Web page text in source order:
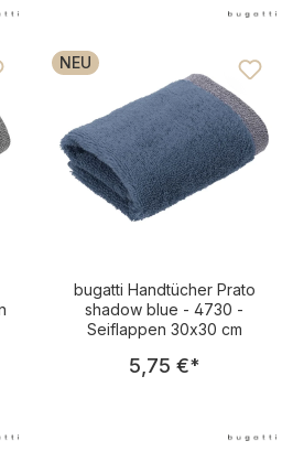
Bad
NEU
bugatti Handtücher Prato
shadow blue - 4730 -
Seiflappen 30x30 cm
Regulärer
5,75 €*